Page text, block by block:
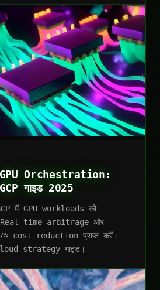
Orchestration:
गाइड 2025
में GPU workloads को
time arbitrage और
cost reduction प्राप्त करें।
strategy गाइड।